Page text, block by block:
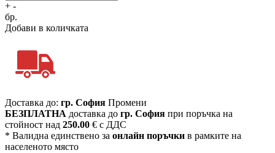
+ -
бр.
Добави в количката
Доставка до: гр. София Промени
БЕЗПЛАТНА доставка до гр. София при поръчка на
стойност над 250.00 € с ДДС
* Валидна единствено за онлайн поръчки в рамките на
населеното място